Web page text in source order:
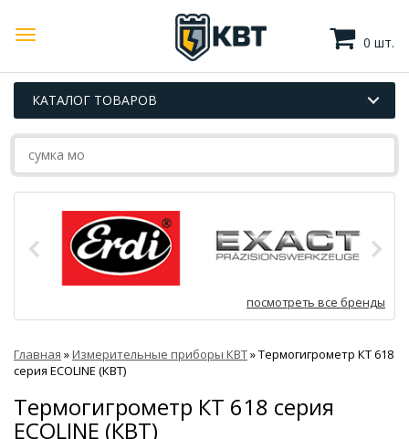
0 шт.
КАТАЛОГ ТОВАРОВ
посмотреть все бренды
Главная »Измерительные приборы КВТ»Термогигрометр КТ 618
серия ECOLINE (КВТ)
Термогигрометр КТ 618 серия
ECOLINE (КВТ)